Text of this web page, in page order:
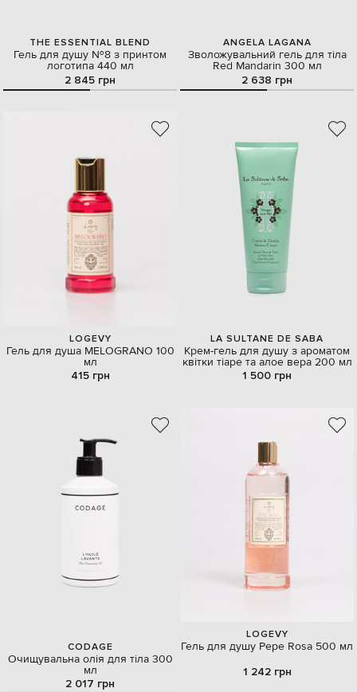
THE ESSENTIAL BLEND
Гель для душу №8 з принтом
логотипа 440 мл
2 845 грн
ANGELA LAGANA
Зволожувальний гель для тіла
Red Mandarin 300 мл
2 638 грн
LOGEVY
Гель для душа MELOGRANO 100
мл
415 грн
LA SULTANE DE SABA
Крем-гель для душу з ароматом
квітки тіаре та алое вера 200 мл
1 500 грн
CODAGE
Очищувальна олія для тіла 300
мл
2 017 грн
LOGEVY
Гель для душу Pepe Rosa 500 мл
1 242 грн